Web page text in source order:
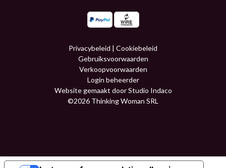
Privacybeleid | Cookiebeleid
Gebruiksvoorwaarden
Verkoopvoorwaarden
Login beheerder
Website gemaakt door Studio Indaco
©2026 Thinking Woman SRL